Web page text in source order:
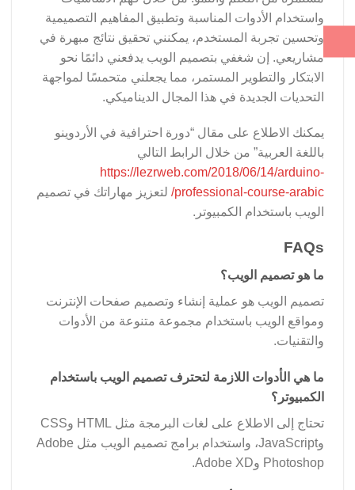
واستخدام الأدوات المناسبة وتطبيق المفاهيم التصميمية
وتحسين تجربة المستخدم، يمكنني تحقيق نتائج مبهرة في
مشاريعي. إن شغفي بتصميم الويب يدفعني دائمًا نحو
الابتكار والتطوير المستمر، مما يجعلني متحمسًا لمواجهة
التحديات الجديدة في هذا المجال الديناميكي.
يمكنك الاطلاع على مقال “دورة احترافية في الأردوينو
باللغة العربية” من خلال الرابط التالي
https://lezrweb.com/2018/06/14/arduino-
professional-course-arabic/ لتعزيز مهاراتك في تصميم
الويب باستخدام الكمبيوتر.
FAQs
ما هو تصميم الويب؟
تصميم الويب هو عملية إنشاء وتصميم صفحات الإنترنت
ومواقع الويب باستخدام مجموعة متنوعة من الأدوات
والتقنيات.
ما هي الأدوات اللازمة لتحترف تصميم الويب باستخدام
الكمبيوتر؟
تحتاج إلى الاطلاع على لغات البرمجة مثل HTML وCSS
وJavaScript، واستخدام برامج تصميم الويب مثل Adobe
Photoshop وAdobe XD.